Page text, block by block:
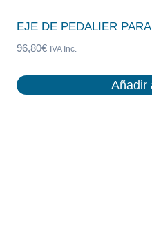
EJE DE PEDALIER
96,80€ IVA Inc.
Añadir